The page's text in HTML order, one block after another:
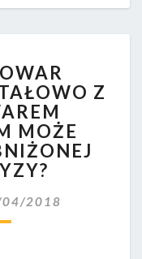
Z
MOŻE
2018